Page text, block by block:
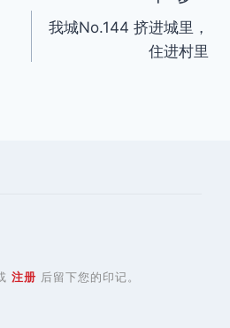
我城No.144 挤进城里，
住进村里
注册 后留下您的印记。